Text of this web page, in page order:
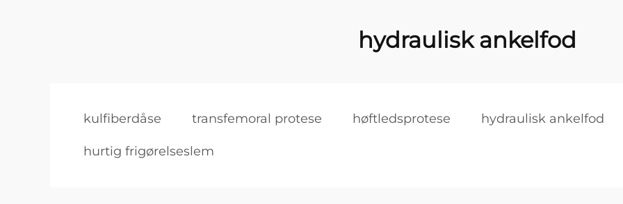
hydraulisk ankelfod
kulfiberdåse transfemoral protese høftledsprotese hydraulisk ankelfod
hurtig frigørelseslem